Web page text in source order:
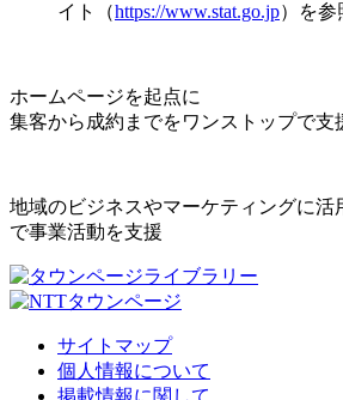
イト（https://www.stat.go.jp）を参
ホームページを起点に
集客から成約までをワンストップで支
地域のビジネスやマーケティングに活
で事業活動を支援
サイトマップ
個人情報について
掲載情報に関して